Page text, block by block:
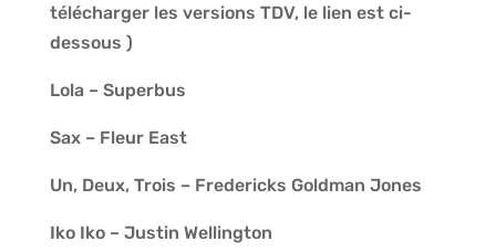
télécharger les versions TDV, le lien est ci-
dessous )
Lola – Superbus
Sax – Fleur East
Un, Deux, Trois – Fredericks Goldman Jones
Iko Iko – Justin Wellington